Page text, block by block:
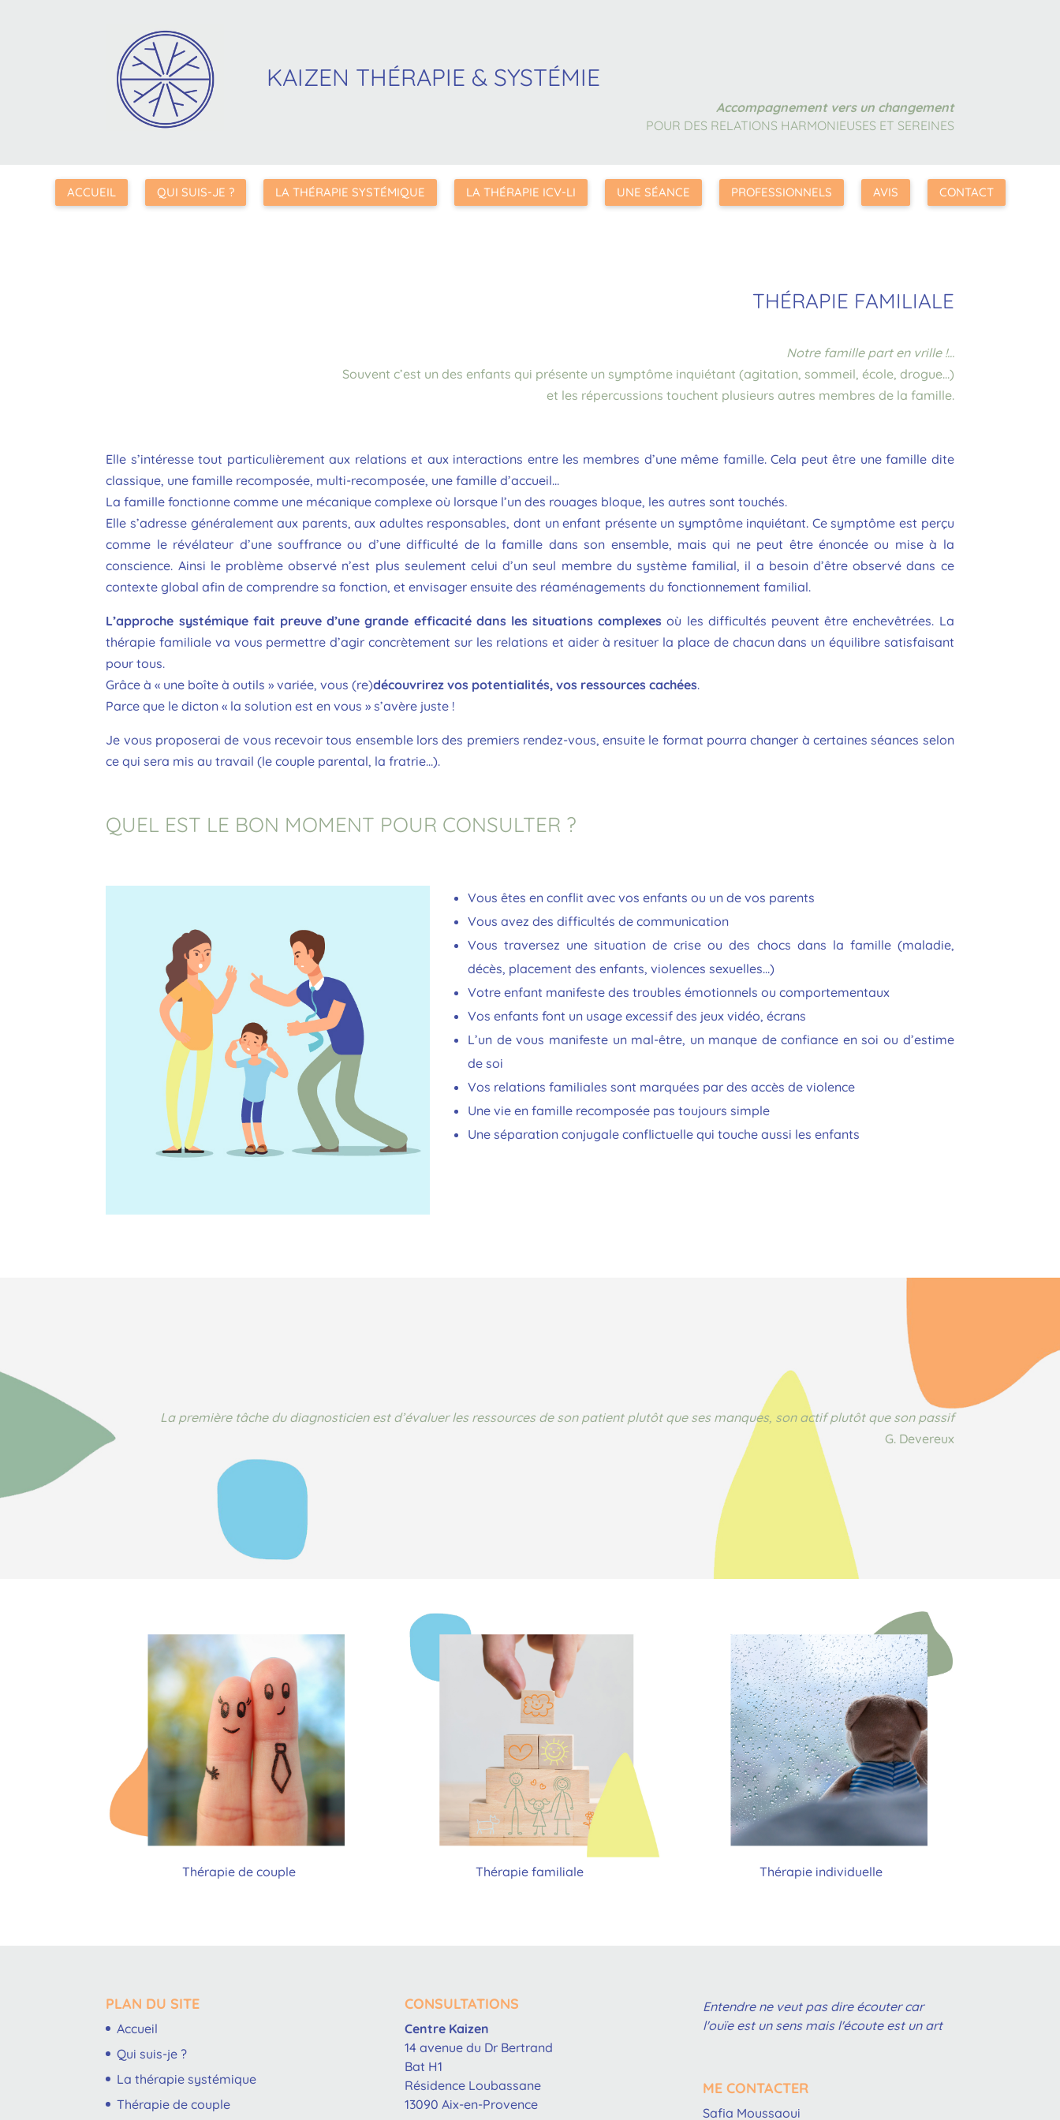
KAIZEN THÉRAPIE & SYSTÉMIE
Accompagnement vers un changement
POUR DES RELATIONS HARMONIEUSES ET SEREINES
ACCUEIL QUI SUIS-JE ? LA THÉRAPIE SYSTÉMIQUE LA THÉRAPIE ICV-LI UNE SÉANCE PROFESSIONNELS AVIS CONTACT
THÉRAPIE FAMILIALE
Notre famille part en vrille !…
Souvent c’est un des enfants qui présente un symptôme inquiétant (agitation, sommeil, école, drogue…)
et les répercussions touchent plusieurs autres membres de la famille.
Elle s’intéresse tout particulièrement aux relations et aux interactions entre les membres d’une même famille. Cela peut être une famille dite
classique, une famille recomposée, multi-recomposée, une famille d’accueil…
La famille fonctionne comme une mécanique complexe où lorsque l’un des rouages bloque, les autres sont touchés.
Elle s’adresse généralement aux parents, aux adultes responsables, dont un enfant présente un symptôme inquiétant. Ce symptôme est perçu
comme le révélateur d’une souffrance ou d’une difficulté de la famille dans son ensemble, mais qui ne peut être énoncée ou mise à la
conscience. Ainsi le problème observé n’est plus seulement celui d’un seul membre du système familial, il a besoin d’être observé dans ce
contexte global afin de comprendre sa fonction, et envisager ensuite des réaménagements du fonctionnement familial.
L’approche systémique fait preuve d’une grande efficacité dans les situations complexes où les difficultés peuvent être enchevêtrées. La
thérapie familiale va vous permettre d’agir concrètement sur les relations et aider à resituer la place de chacun dans un équilibre satisfaisant
pour tous.
Grâce à « une boîte à outils » variée, vous (re)découvrirez vos potentialités, vos ressources cachées.
Parce que le dicton « la solution est en vous » s’avère juste !
Je vous proposerai de vous recevoir tous ensemble lors des premiers rendez-vous, ensuite le format pourra changer à certaines séances selon
ce qui sera mis au travail (le couple parental, la fratrie…).
QUEL EST LE BON MOMENT POUR CONSULTER ?
Vous êtes en conflit avec vos enfants ou un de vos parents
Vous avez des difficultés de communication
Vous traversez une situation de crise ou des chocs dans la famille (maladie,
décès, placement des enfants, violences sexuelles…)
Votre enfant manifeste des troubles émotionnels ou comportementaux
Vos enfants font un usage excessif des jeux vidéo, écrans
L’un de vous manifeste un mal-être, un manque de confiance en soi ou d’estime
de soi
Vos relations familiales sont marquées par des accès de violence
Une vie en famille recomposée pas toujours simple
Une séparation conjugale conflictuelle qui touche aussi les enfants
La première tâche du diagnosticien est d’évaluer les ressources de son patient plutôt que ses manques, son actif plutôt que son passif
G. Devereux
Thérapie de couple Thérapie familiale Thérapie individuelle
PLAN DU SITE
Accueil
Qui suis-je ?
La thérapie systémique
Thérapie de couple
CONSULTATIONS
Centre Kaizen
14 avenue du Dr Bertrand
Bat H1
Résidence Loubassane
13090 Aix-en-Provence
Entendre ne veut pas dire écouter car
l'ouïe est un sens mais l'écoute est un art
ME CONTACTER
Safia Moussaoui